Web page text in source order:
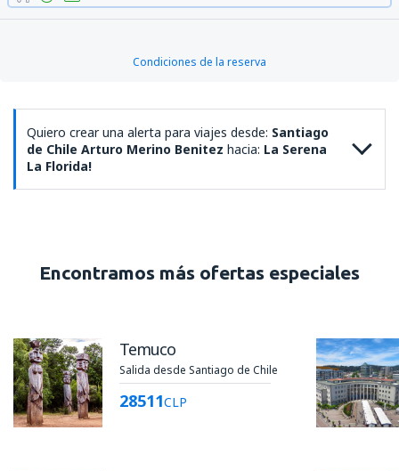
Condiciones de la reserva
Quiero crear una alerta para viajes desde: Santiago
de Chile Arturo Merino Benitez hacia: La Serena
La Florida!
Encontramos más ofertas especiales
Temuco
Salida desde Santiago de Chile
28511CLP